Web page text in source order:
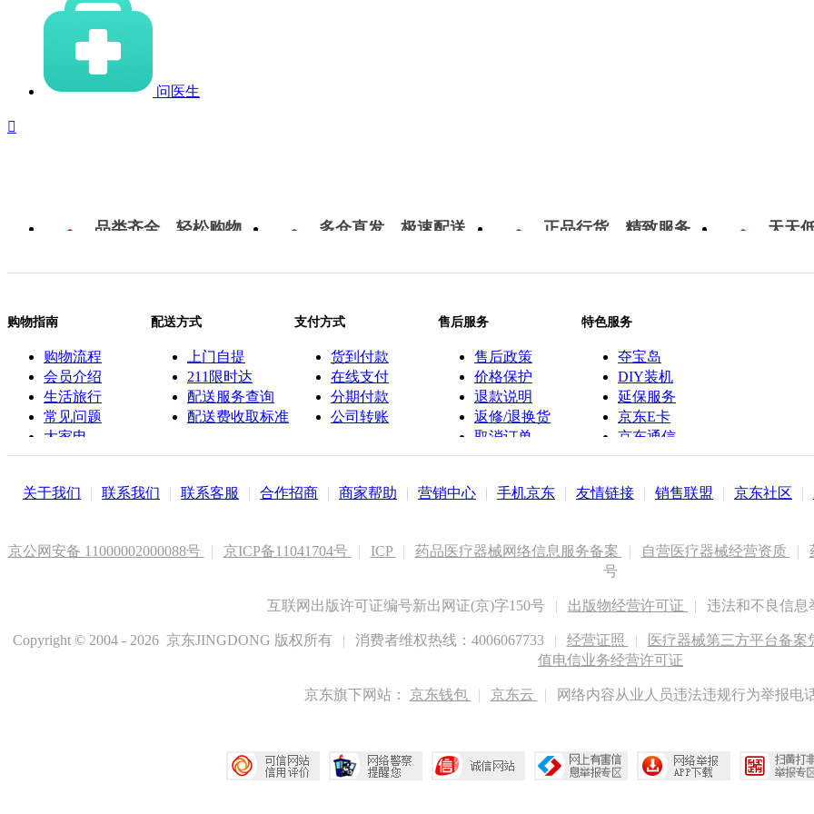
问医生

品类齐全，轻松购物 多仓直发，极速配送 正品行货，精致服务 天天
购物指南
购物流程
会员介绍
生活旅行
常见问题
大家电
联系客服
配送方式
上门自提
211限时达
配送服务查询
配送费收取标准
支付方式
货到付款
在线支付
分期付款
公司转账
售后服务
售后政策
价格保护
退款说明
返修/退换货
取消订单
特色服务
夺宝岛
DIY装机
延保服务
京东E卡
京东通信
京鱼座智能
关于我们 | 联系我们 | 联系客服 | 合作招商 | 商家帮助 | 营销中心 | 手机京东 | 友情链接 | 销售联盟 | 京东社区 |
京公网安备 11000002000088号 | 京ICP备11041704号 | ICP | 药品医疗器械网络信息服务备案 | 自营医疗器械经营资质 |
号
互联网出版许可证编号新出网证(京)字150号 | 出版物经营许可证 | 违法和不良信息
Copyright © 2004 - 2026 京东JINGDONG 版权所有 | 消费者维权热线：4006067733 | 经营证照 | 医疗器械第三方平台备案
值电信业务经营许可证
京东旗下网站： 京东钱包 | 京东云 | 网络内容从业人员违法违规行为举报电